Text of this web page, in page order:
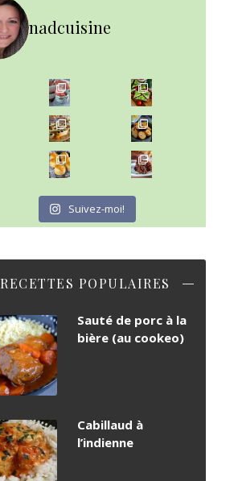
nadcuisine
~ NICE CREAM À LA FRAISE ~
Presque un mois que
~ FINANCIERS MYRTILLES ET CITRON ~
Aujourd'hu
~ BUNS MAISON ~
Un peu de boulange par ici au
~ GÂTEAU FONDANT CHOCO NOISETTE ~
C'est lundi
Suivez-moi!
RECETTES POPULAIRES
Sauté de porc à la
bière (au cookeo)
Cabillaud à
l’indienne